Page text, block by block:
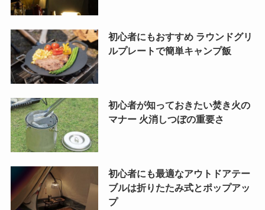
初心者にもおすすめ ラウンドグリ
ルプレートで簡単キャンプ飯
初心者が知っておきたい焚き火の
マナー 火消しつぼの重要さ
初心者にも最適なアウトドアテー
ブルは折りたたみ式とポップアッ
プ